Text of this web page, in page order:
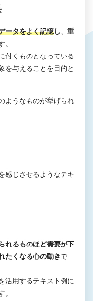
ータをよく記憶し、重
。
付くものとなっている
を与えることを目的と
ようなものが挙げられ
感じさせるようなテキ
れるものほど需要が下
たくなる心の動きで
活用するテキスト例に
。